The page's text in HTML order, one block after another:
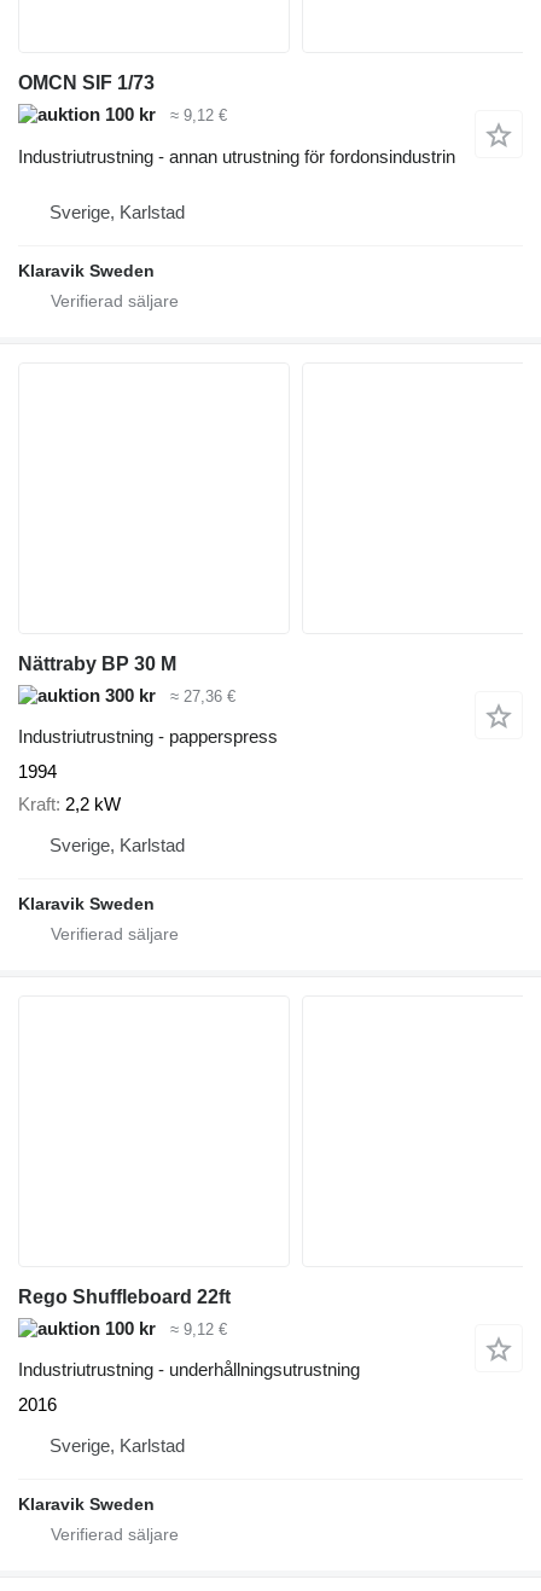
OMCN SIF 1/73
100 kr
≈ 9,12 €
Industriutrustning - annan utrustning för fordonsindustrin
Sverige, Karlstad
Klaravik Sweden
Nättraby BP 30 M
300 kr
≈ 27,36 €
Industriutrustning - papperspress
1994
Kraft 2,2 kW
Sverige, Karlstad
Klaravik Sweden
Rego Shuffleboard 22ft
100 kr
≈ 9,12 €
Industriutrustning - underhållningsutrustning
2016
Sverige, Karlstad
Klaravik Sweden